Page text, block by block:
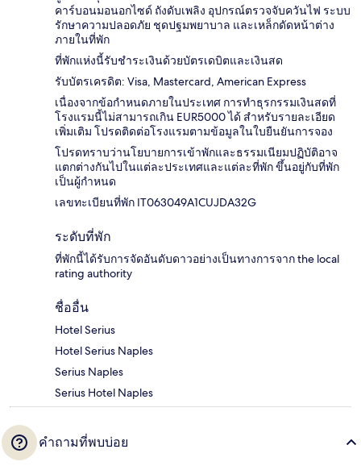
คาร์บอนมอนอกไซด์ ถังดับเพลิง อุปกรณ์ตรวจจับควันไฟ ระบบ
รักษาความปลอดภัย ชุดปฐมพยาบาล และเหล็กดัดหน้าต่าง
ภายในที่พัก
ที่พักแห่งนี้รับชำระเงินด้วยบัตรเดบิตและเงินสด
รับบัตรเครดิต: Visa, Mastercard, American Express
เนื่องจากข้อกำหนดภายในประเทศ การทำธุรกรรมเงินสดที่
โรงแรมนี้ไม่สามารถเกิน EUR5000 ได้ สำหรับรายละเอียด
เพิ่มเติม โปรดติดต่อโรงแรมตามข้อมูลในใบยืนยันการจอง
โปรดทราบว่านโยบายการเข้าพักและธรรมเนียมปฏิบัติอาจ
แตกต่างกันไปในแต่ละประเทศและแต่ละที่พัก ขึ้นอยู่กับที่พัก
เป็นผู้กำหนด
เลขทะเบียนที่พัก IT063049A1CUJDA32G
ระดับที่พัก
ที่พักนี้ได้รับการจัดอันดับดาวอย่างเป็นทางการจาก the local
rating authority
ชื่ออื่น
Hotel Serius
Hotel Serius Naples
Serius Naples
Serius Hotel Naples
คำถามที่พบบ่อย